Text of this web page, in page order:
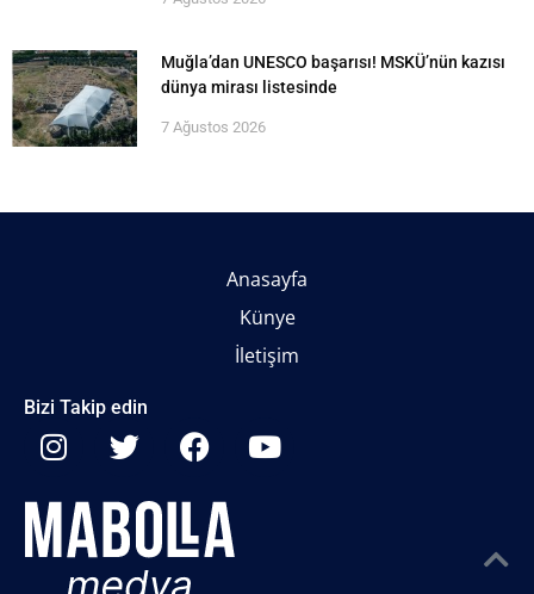
Muğla’dan UNESCO başarısı! MSKÜ’nün kazısı
dünya mirası listesinde
7 Ağustos 2026
Anasayfa
Künye
İletişim
Bizi Takip edin